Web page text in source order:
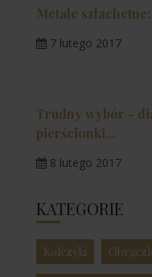
Metale
7 lutego 2017
Trudny wybór -
pierścionki...
8 lutego 2017
KATEGORIE
Kolczyki